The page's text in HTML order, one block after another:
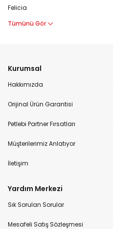
Felicia
Tümünü Gör
Kurumsal
Hakkımızda
Orijinal Ürün Garantisi
Petlebi Partner Fırsatları
Müşterilerimiz Anlatıyor
İletişim
Yardım Merkezi
Sık Sorulan Sorular
Mesafeli Satış Sözleşmesi